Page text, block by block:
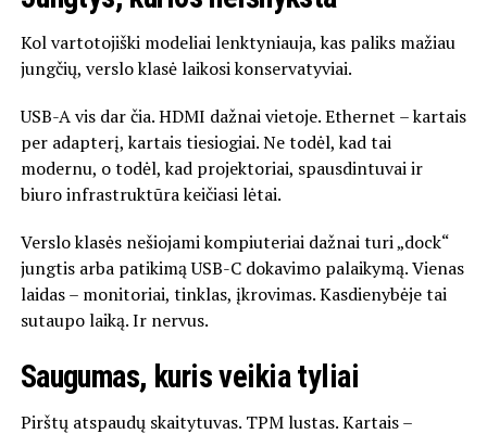
Kol vartotojiški modeliai lenktyniauja, kas paliks mažiau
jungčių, verslo klasė laikosi konservatyviai.
USB-A vis dar čia. HDMI dažnai vietoje. Ethernet – kartais
per adapterį, kartais tiesiogiai. Ne todėl, kad tai
modernu, o todėl, kad projektoriai, spausdintuvai ir
biuro infrastruktūra keičiasi lėtai.
Verslo klasės nešiojami kompiuteriai dažnai turi „dock“
jungtis arba patikimą USB-C dokavimo palaikymą. Vienas
laidas – monitoriai, tinklas, įkrovimas. Kasdienybėje tai
sutaupo laiką. Ir nervus.
Saugumas, kuris veikia tyliai
Pirštų atspaudų skaitytuvas. TPM lustas. Kartais –